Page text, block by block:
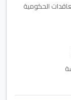
الحكومية